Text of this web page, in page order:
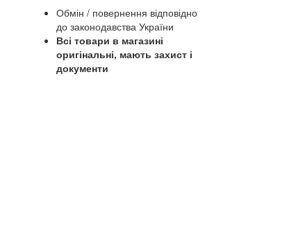
Обмін / повернення відповідно
до законодавства України
Всі товари в магазині
оригінальні, мають захист і
документи